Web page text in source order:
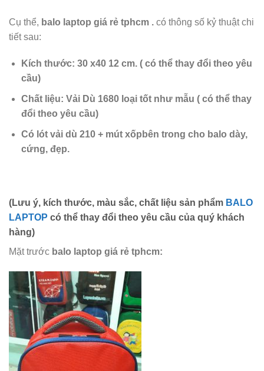
Cụ thể, balo laptop giá rẻ tphcm . có thông số kỷ thuật chi
tiết sau:
Kích thước: 30 x40 12 cm.( có thể thay đổi theo yêu
cầu)
Chất liệu: Vải Dù 1680 loại tốt như mẫu ( có thể thay
đổi theo yêu cầu)
Có lót vải dù 210 + mút xốp bên trong cho balo dày,
cứng, đẹp.
(Lưu ý, kích thước, màu sắc, chất liệu sản phẩm BALO
LAPTOP có thể thay đổi theo yêu cầu của quý khách
hàng)
Mặt trước balo laptop giá rẻ tphcm: